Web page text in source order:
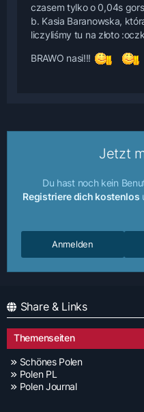
czasem tylko o 0,04s
b. Kasia Baranowska,
liczyliśmy tu na złoto
BRAWO nasi!!!
Jetzt
Du hast noch kein
Registriere dich kostenlos
Anmelden
Share & Links
Themenseiten
Schönes Polen
Polen PL
Polen Journal